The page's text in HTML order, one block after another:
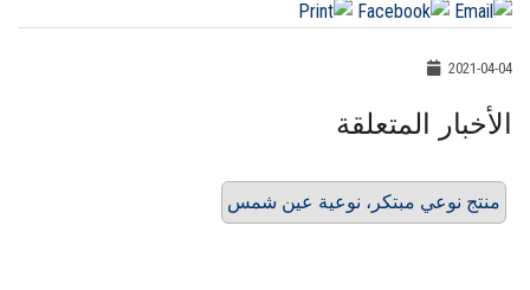
2021-04-04
الأخبار المتعلقة
منتج نوعي مبتكر، نوعية عين شمس